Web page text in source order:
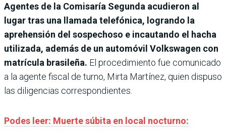
Agentes de la Comisaría Segunda acudieron al
lugar tras una llamada telefónica, logrando la
aprehensión del sospechoso e incautando el hacha
utilizada, además de un automóvil Volkswagen con
matrícula brasileña. El procedimiento fue comunicado
a la agente fiscal de turno, Mirta Martínez, quien dispuso
las diligencias correspondientes.
Podes leer: Muerte súbita en local nocturno: